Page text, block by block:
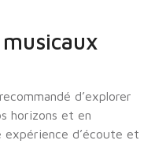
d’explorer
horizons et en
d’écoute et